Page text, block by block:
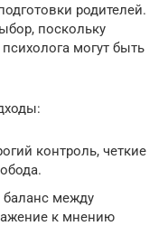
родителей.
поскольку
могут быть
контроль, четкие
баланс между
к мнению